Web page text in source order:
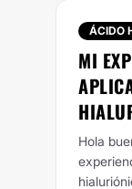
ÁCIDO
MI
Hola